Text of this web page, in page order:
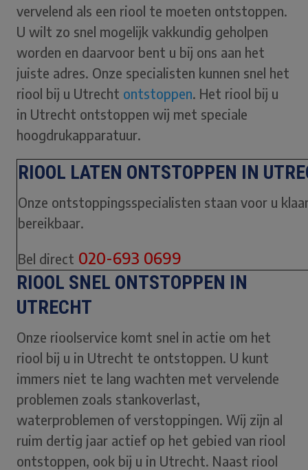
vervelend als een riool te moeten ontstoppen.
U wilt zo snel mogelijk vakkundig geholpen
worden en daarvoor bent u bij ons aan het
juiste adres. Onze specialisten kunnen snel het
riool bij u Utrecht ontstoppen. Het riool bij u
in Utrecht ontstoppen wij met speciale
hoogdrukapparatuur.
RIOOL LATEN ONTSTOPPEN IN
Onze ontstoppingsspecialisten staan voor u
bereikbaar.
Bel direct 020-693 0699
RIOOL SNEL ONTSTOPPEN IN
UTRECHT
Onze rioolservice komt snel in actie om het
riool bij u in Utrecht te ontstoppen. U kunt
immers niet te lang wachten met vervelende
problemen zoals stankoverlast,
waterproblemen of verstoppingen. Wij zijn al
ruim dertig jaar actief op het gebied van riool
ontstoppen, ook bij u in Utrecht. Naast riool